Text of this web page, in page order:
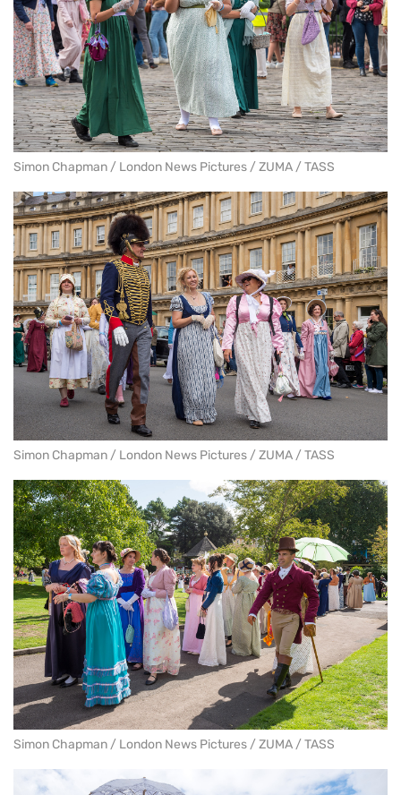
Simon Chapman / London News Pictures / ZUMA / TASS
Simon Chapman / London News Pictures / ZUMA / TASS
Simon Chapman / London News Pictures / ZUMA / TASS